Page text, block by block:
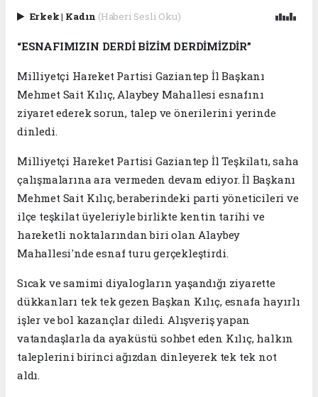
Erkek| Kadın (Haberi Sesli Oku)
“ESNAFIMIZIN DERDİ BİZİM DERDİMİZDİR”
Milliyetçi Hareket Partisi Gaziantep İl Başkanı
Mehmet Sait Kılıç, Alaybey Mahallesi esnafını
ziyaret ederek sorun, talep ve önerilerini yerinde
dinledi.
Milliyetçi Hareket Partisi Gaziantep İl Teşkilatı, saha
çalışmalarına ara vermeden devam ediyor. İl Başkanı
Mehmet Sait Kılıç, beraberindeki parti yöneticileri ve
ilçe teşkilat üyeleriyle birlikte kentin tarihi ve
hareketli noktalarından biri olan Alaybey
Mahallesi'nde esnaf turu gerçekleştirdi.
Sıcak ve samimi diyalogların yaşandığı ziyarette
dükkanları tek tek gezen Başkan Kılıç, esnafa hayırlı
işler ve bol kazançlar diledi. Alışveriş yapan
vatandaşlarla da ayaküstü sohbet eden Kılıç, halkın
taleplerini birinci ağızdan dinleyerek tek tek not
aldı.